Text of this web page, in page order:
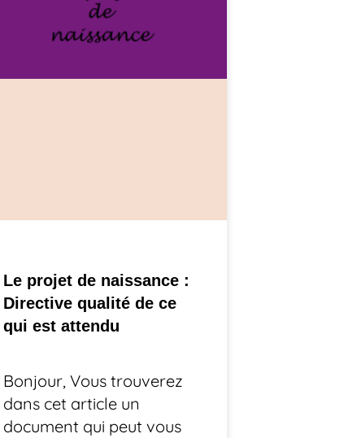
Le projet de naissance :
Directive qualité de ce
qui est attendu
Bonjour, Vous trouverez
dans cet article un
document qui peut vous